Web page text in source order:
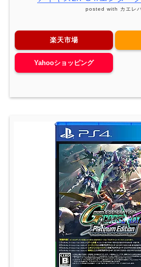
posted with カエレ
楽天市場
Yahooショッピング